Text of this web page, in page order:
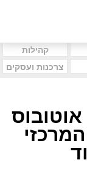
קהילות
צרכנות ועסקים